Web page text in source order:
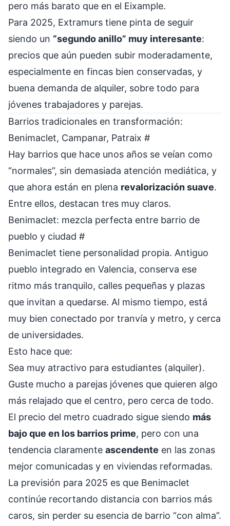
pero más barato que en el Eixample.
Para 2025, Extramurs tiene pinta de seguir
siendo un “segundo anillo” muy interesante:
precios que aún pueden subir moderadamente,
especialmente en fincas bien conservadas, y
buena demanda de alquiler, sobre todo para
jóvenes trabajadores y parejas.
Barrios tradicionales en transformación:
Benimaclet, Campanar, Patraix #
Hay barrios que hace unos años se veían como
“normales”, sin demasiada atención mediática, y
que ahora están en plena revalorización suave.
Entre ellos, destacan tres muy claros.
Benimaclet: mezcla perfecta entre barrio de
pueblo y ciudad #
Benimaclet tiene personalidad propia. Antiguo
pueblo integrado en Valencia, conserva ese
ritmo más tranquilo, calles pequeñas y plazas
que invitan a quedarse. Al mismo tiempo, está
muy bien conectado por tranvía y metro, y cerca
de universidades.
Esto hace que:
Sea muy atractivo para estudiantes (alquiler).
Guste mucho a parejas jóvenes que quieren algo
más relajado que el centro, pero cerca de todo.
El precio del metro cuadrado sigue siendo más
bajo que en los barrios prime, pero con una
tendencia claramente ascendente en las zonas
mejor comunicadas y en viviendas reformadas.
La previsión para 2025 es que Benimaclet
continúe recortando distancia con barrios más
caros, sin perder su esencia de barrio “con alma”.